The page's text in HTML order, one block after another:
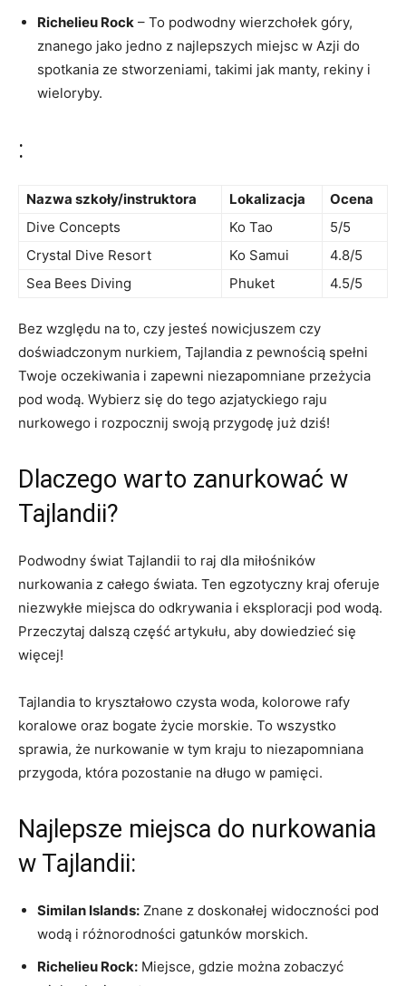
Richelieu Rock – To podwodny ‍wierzchołek góry,
znanego jako jedno z najlepszych miejsc w‍ Azji do
spotkania ⁢ze stworzeniami, takimi jak manty, rekiny i
wieloryby.
:
Nazwa szkoły/instruktora Lokalizacja
Ocena
Dive Concepts
Ko‍ Tao
5/5
Crystal Dive ⁣Resort
Ko Samui
4.8/5
Sea ⁣Bees Diving
Phuket 4.5/5
Bez względu na to, czy jesteś ⁢nowicjuszem czy
doświadczonym nurkiem, Tajlandia z pewnością spełni
Twoje ‍oczekiwania i zapewni niezapomniane przeżycia
pod wodą. Wybierz⁤ się do tego azjatyckiego raju
nurkowego i rozpocznij swoją przygodę już dziś!
Dlaczego warto zanurkować w
Tajlandii?
Podwodny świat Tajlandii to raj ‍dla miłośników
nurkowania z całego świata. Ten egzotyczny kraj⁤ oferuje​
niezwykłe miejsca do odkrywania i eksploracji ⁣pod wodą.
Przeczytaj dalszą część artykułu, ‍aby ‌dowiedzieć się
więcej!
Tajlandia to kryształowo czysta woda,‌ kolorowe rafy
koralowe oraz bogate życie morskie.‌ To wszystko
sprawia, że⁤ nurkowanie ​w⁣ tym kraju to‌ niezapomniana‍
przygoda, która pozostanie ⁢na długo w pamięci.
Najlepsze miejsca do nurkowania‌
w Tajlandii:
Similan Islands: Znane z doskonałej widoczności pod
wodą i różnorodności ⁣gatunków morskich.
Richelieu Rock: Miejsce, gdzie można ⁤zobaczyć